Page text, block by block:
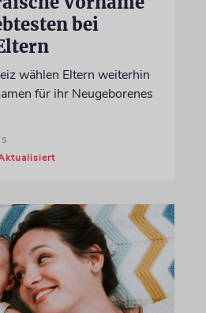
bei
wählen Eltern weiterhin
für ihr Neugeborenes